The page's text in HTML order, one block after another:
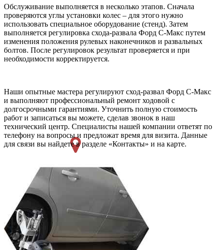
Обслуживание выполняется в несколько этапов. Сначала
проверяются углы установки колес – для этого нужно
использовать специальное оборудование (стенд). Затем
выполняется регулировка схода-развала Форд С-Макс путем
изменения положения рулевых наконечников и развальных
болтов. После регулировок результат проверяется и при
необходимости корректируется.
Наши опытные мастера регулируют сход-развал Форд С-Макс
и выполняют профессиональный ремонт ходовой с
долгосрочными гарантиями. Уточнить полную стоимость
работ и записаться вы можете, сделав звонок в наш
технический центр. Специалисты нашей компании ответят по
телефону на вопросы и предложат время для визита. Данные
для связи вы найдете в разделе «Контакты» и на карте.